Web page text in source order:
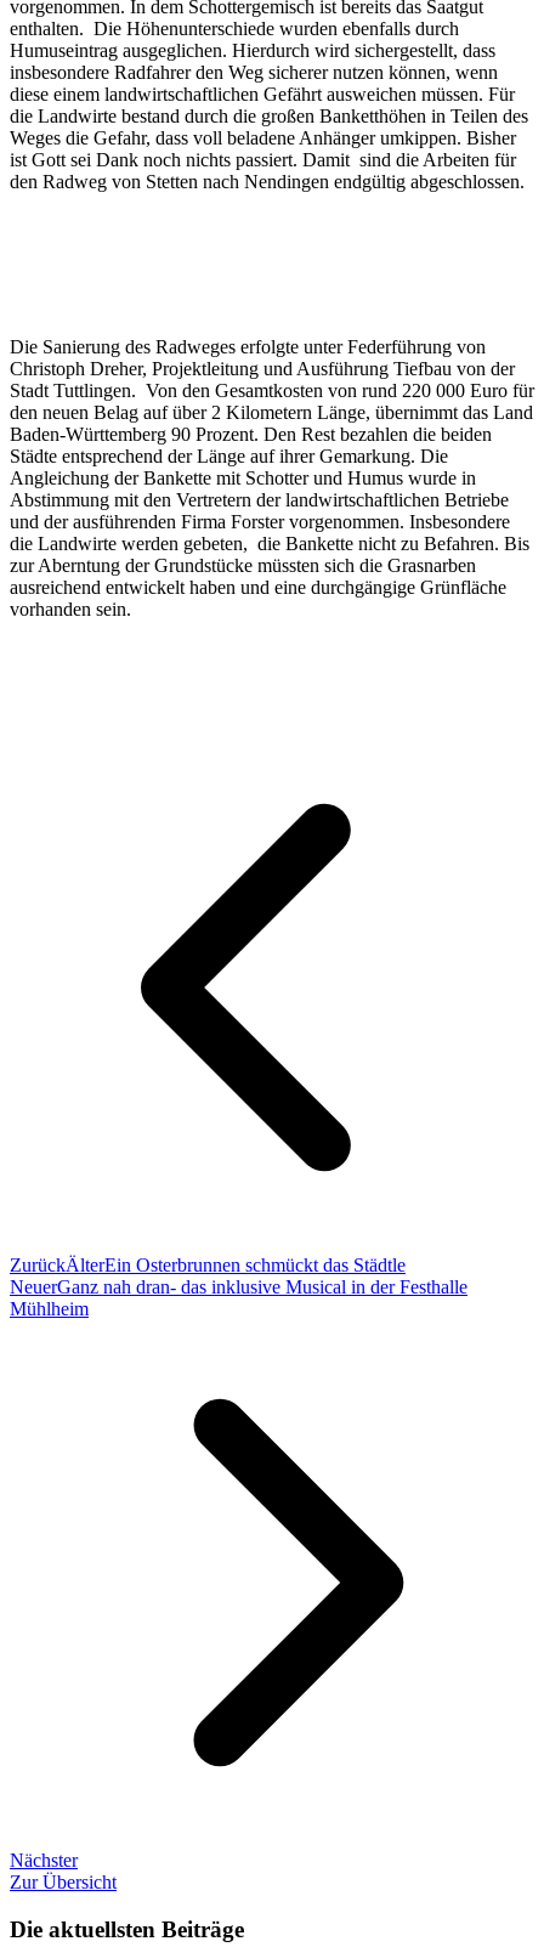
vorgenommen. In dem Schottergemisch ist bereits das Saatgut
enthalten. Die Höhenunterschiede wurden ebenfalls durch
Humuseintrag ausgeglichen. Hierdurch wird sichergestellt, dass
insbesondere Radfahrer den Weg sicherer nutzen können, wenn
diese einem landwirtschaftlichen Gefährt ausweichen müssen. Für
die Landwirte bestand durch die großen Banketthöhen in Teilen des
Weges die Gefahr, dass voll beladene Anhänger umkippen. Bisher
ist Gott sei Dank noch nichts passiert. Damit sind die Arbeiten für
den Radweg von Stetten nach Nendingen endgültig abgeschlossen.
Die Sanierung des Radweges erfolgte unter Federführung von
Christoph Dreher, Projektleitung und Ausführung Tiefbau von der
Stadt Tuttlingen. Von den Gesamtkosten von rund 220 000 Euro für
den neuen Belag auf über 2 Kilometern Länge, übernimmt das Land
Baden-Württemberg 90 Prozent. Den Rest bezahlen die beiden
Städte entsprechend der Länge auf ihrer Gemarkung. Die
Angleichung der Bankette mit Schotter und Humus wurde in
Abstimmung mit den Vertretern der landwirtschaftlichen Betriebe
und der ausführenden Firma Forster vorgenommen. Insbesondere
die Landwirte werden gebeten, die Bankette nicht zu Befahren. Bis
zur Aberntung der Grundstücke müssten sich die Grasnarben
ausreichend entwickelt haben und eine durchgängige Grünfläche
vorhanden sein.
ZurückÄlterEin Osterbrunnen schmückt das Städtle
NeuerGanz nah dran- das inklusive Musical in der Festhalle
Mühlheim
Nächster
Zur Übersicht
Die aktuellsten Beiträge